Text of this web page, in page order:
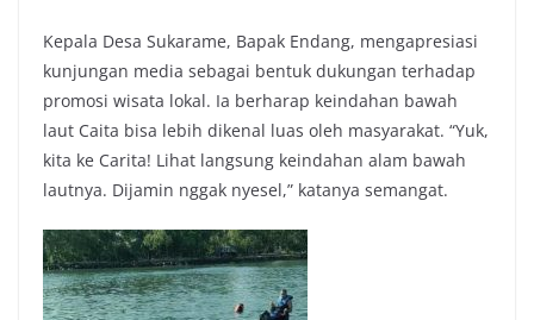
Kepala Desa Sukarame, Bapak Endang, mengapresiasi
kunjungan media sebagai bentuk dukungan terhadap
promosi wisata lokal. Ia berharap keindahan bawah
laut Caita bisa lebih dikenal luas oleh masyarakat. “Yuk,
kita ke Carita! Lihat langsung keindahan alam bawah
lautnya. Dijamin nggak nyesel,” katanya semangat.